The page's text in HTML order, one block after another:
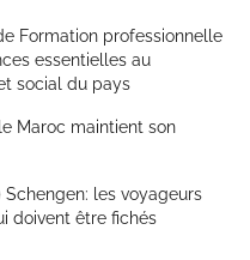
Formation professionnelle
essentielles au
social du pays
Maroc maintient son
Schengen: les voyageurs
doivent être fichés